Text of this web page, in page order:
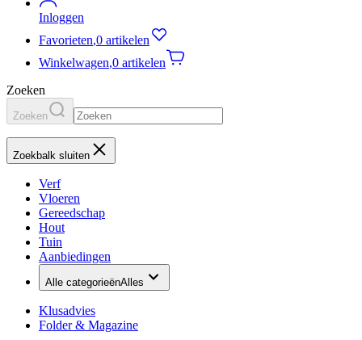
Inloggen
Favorieten,0 artikelen
Winkelwagen,0 artikelen
Zoeken
Zoeken
Zoekbalk sluiten
Verf
Vloeren
Gereedschap
Hout
Tuin
Aanbiedingen
Alle categorieënAlles
Klusadvies
Folder & Magazine